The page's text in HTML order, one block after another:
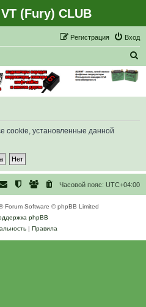
(Fury) CLUB
Вход
Регистрация
с
cookie, установленные данной
Часовой пояс: UTC+04:00
Forum Software © phpBB Limited
phpBB
| Правила